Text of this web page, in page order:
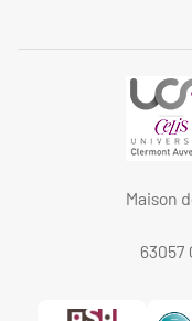
Maison
63057